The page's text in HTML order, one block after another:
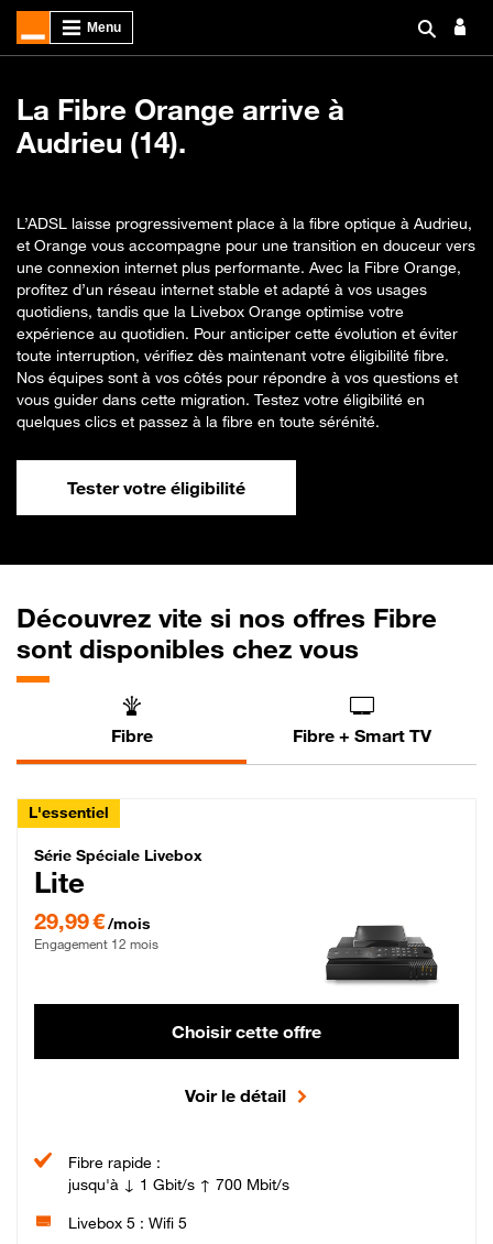
La Fibre Orange arrive à
Audrieu (14).
L’ADSL laisse progressivement place à la fibre optique à Audrieu,
et Orange vous accompagne pour une transition en douceur vers
une connexion internet plus performante. Avec la Fibre Orange,
profitez d’un réseau internet stable et adapté à vos usages
quotidiens, tandis que la Livebox Orange optimise votre
expérience au quotidien. Pour anticiper cette évolution et éviter
toute interruption, vérifiez dès maintenant votre éligibilité fibre.
Nos équipes sont à vos côtés pour répondre à vos questions et
vous guider dans cette migration. Testez votre éligibilité en
quelques clics et passez à la fibre en toute sérénité.
Tester votre éligibilité
Découvrez vite si nos offres Fibre
sont disponibles chez vous
Fibre Fibre + Smart TV
L'essentiel
Série Spéciale Livebox Lite Fibre
Série Spéciale Livebox
Lite
29,99 €/mois
Engagement 12 mois
Choisir cette offre
Voir le détail
Fibre rapide :
jusqu'à ↓ 1 Gbit/s ↑ 700 Mbit/s
Livebox 5 : Wifi 5